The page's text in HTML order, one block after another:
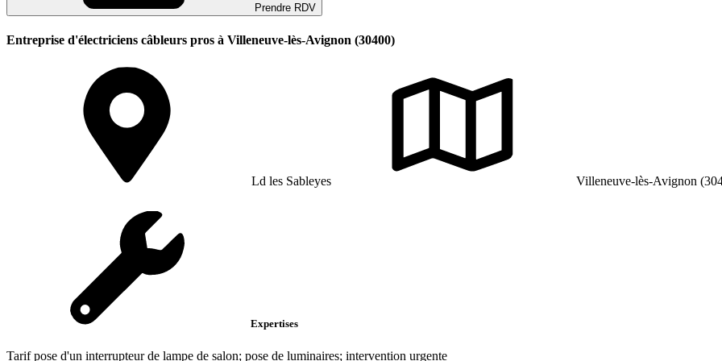
Prendre RDV
Entreprise d'électriciens câbleurs pros à Villeneuve-lès-Avignon (30400)
Ld les Sableyes Villeneuve-lès-Avignon
Expertises
Tarif pose d'un interrupteur de lampe de salon; pose de luminaires; intervention urgente